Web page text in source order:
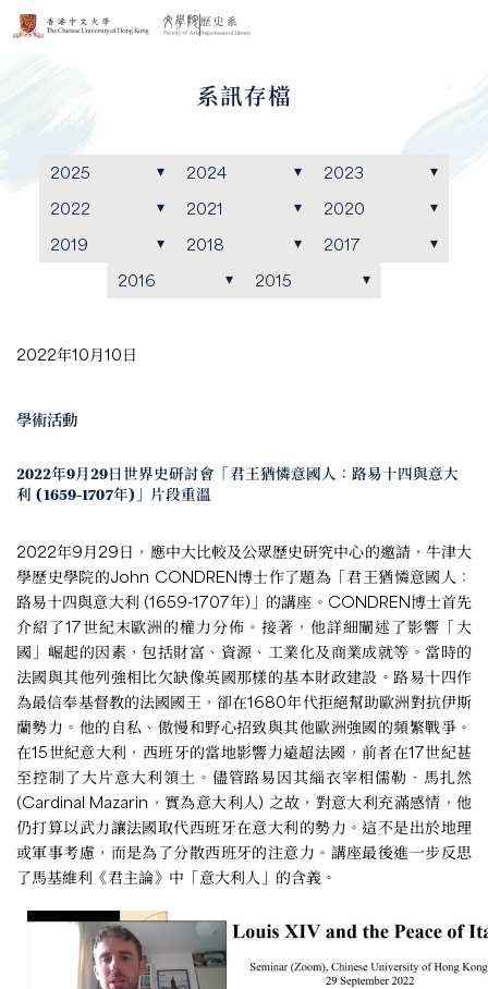
系訊存檔
2025 2024
2023
2022
2021
2020
2019
2018
2017
2016
2015
2022年10月10日
學術活動
2022年9月29日世界史研討會「君王猶憐意國人：路易十四與意大
利 (1659-1707年)」片段重溫
2022年9月29日，應中大比較及公眾歷史研究中心的邀請，牛津大
學歷史學院的John CONDREN博士作了題為「君王猶憐意國人：
路易十四與意大利 (1659-1707年)」的講座。CONDREN博士首先
介紹了17世紀末歐洲的權力分佈。接著，他詳細闡述了影響「大
國」崛起的因素，包括財富、資源、工業化及商業成就等。當時的
法國與其他列強相比欠缺像英國那樣的基本財政建設。路易十四作
為最信奉基督教的法國國王，卻在1680年代拒絕幫助歐洲對抗伊斯
蘭勢力。他的自私、傲慢和野心招致與其他歐洲強國的頻繁戰爭。
在15世紀意大利，西班牙的當地影響力遠超法國，前者在17世紀甚
至控制了大片意大利領土。儘管路易因其緇衣宰相儒勒‧馬扎然
(Cardinal Mazarin，實為意大利人) 之故，對意大利充滿感情，他
仍打算以武力讓法國取代西班牙在意大利的勢力。這不是出於地理
或軍事考慮，而是為了分散西班牙的注意力。講座最後進一步反思
了馬基維利《君主論》中「意大利人」的含義。